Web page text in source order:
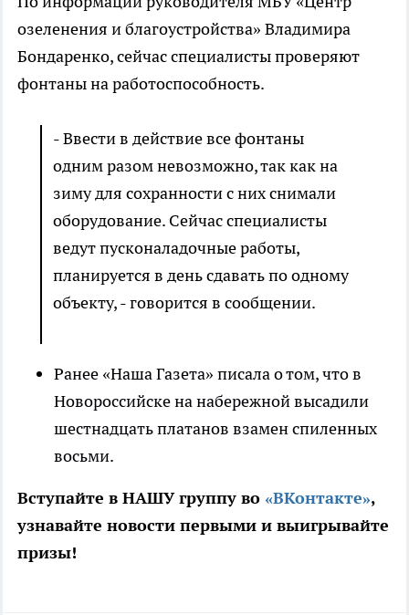
озеленения и благоустройства» Владимира
Бондаренко, сейчас специалисты проверяют
фонтаны на работоспособность.
- Ввести в действие все фонтаны
одним разом невозможно, так как на
зиму для сохранности с них снимали
оборудование. Сейчас специалисты
ведут пусконаладочные работы,
планируется в день сдавать по одному
объекту, - говорится в сообщении.
Ранее «Наша Газета» писала о том, что в
Новороссийске на набережной высадили
шестнадцать платанов взамен спиленных
восьми.
Вступайте в НАШУ группу во «ВКонтакте»,
узнавайте новости первыми и выигрывайте
призы!